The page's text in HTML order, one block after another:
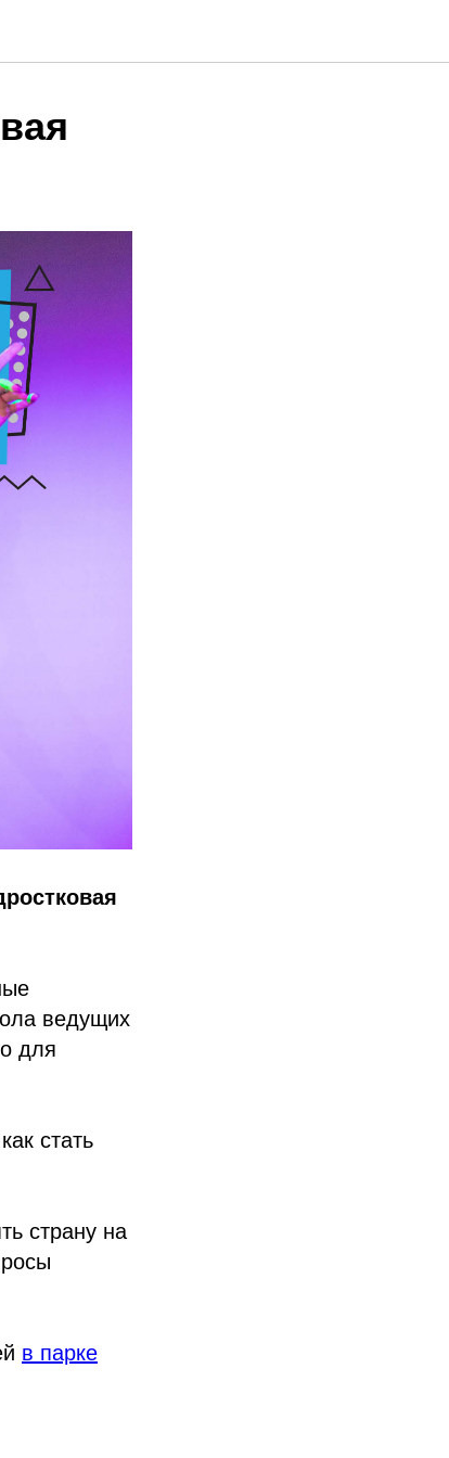
ведущих
для
стать
страну на
в парке